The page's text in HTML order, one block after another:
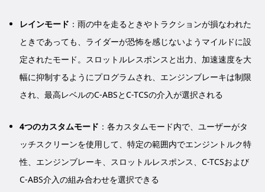
レインモード ：雨の中を走るときやトラクションが損なわれた
ときであっても、ライダーが恐怖を感じないようマイルドに設
定されたモード。スロットルレスポンスと出力、加速速度を大
幅に抑制するようにプログラムされ、エンジンブレーキは制限
され、最高レベルのC-ABSとC-TCSの介入が選択される
4つのカスタムモード ：各カスタムモード内で、ユーザーがタ
ッチスクリーンを使用して、特定の範囲内でエンジントルク特
性、エンジンブレーキ、スロットルレスポンス、C-TCSおよび
C-ABS介入の組み合わせを選択できる